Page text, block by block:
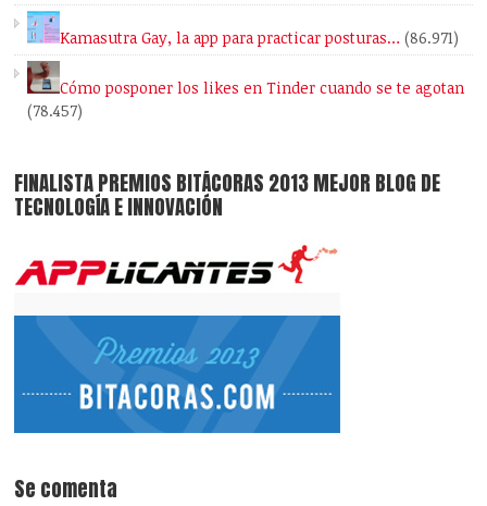
Kamasutra Gay, la app para practicar posturas… (86.971)
Cómo posponer los likes en Tinder cuando se te agotan
(78.457)
FINALISTA PREMIOS BITÁCORAS 2013 MEJOR BLOG DE
TECNOLOGÍA E INNOVACIÓN
Se comenta